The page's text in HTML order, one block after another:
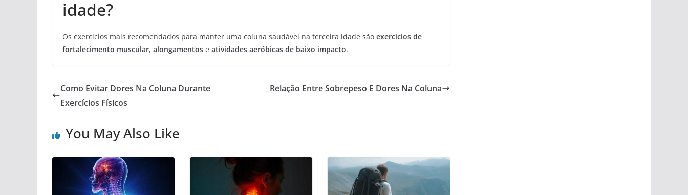
idade?
Os exercícios mais recomendados para manter uma coluna saudável na terceira idade são exercícios de
fortalecimento muscular, alongamentos e atividades aeróbicas de baixo impacto.
Como Evitar Dores Na Coluna Durante
Exercícios Físicos
Relação Entre Sobrepeso E Dores Na Coluna
You May Also Like